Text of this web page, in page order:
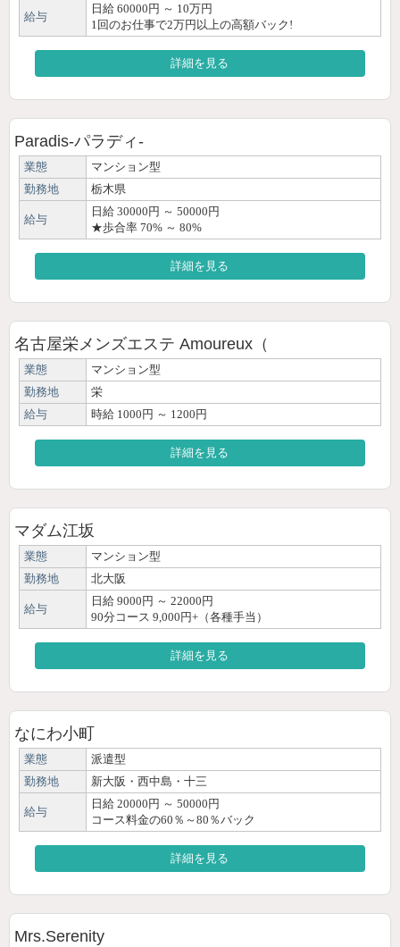
給与
日給 60000円 ～ 10万円
1回のお仕事で2万円以上の高額バック!
詳細を見る
Paradis-パラディ-
業態
マンション型
勤務地
栃木県
給与
日給 30000円 ～ 50000円
★歩合率 70% ～ 80%
詳細を見る
名古屋栄メンズエステ Amoureux（
業態
マンション型
勤務地
栄
給与
時給 1000円 ～ 1200円
詳細を見る
マダム江坂
業態
マンション型
勤務地
北大阪
給与
日給 9000円 ～ 22000円
90分コース 9,000円+（各種手当）
詳細を見る
なにわ小町
業態
派遣型
勤務地
新大阪・西中島・十三
給与
日給 20000円 ～ 50000円
コース料金の60％～80％バック
詳細を見る
Mrs.Serenity